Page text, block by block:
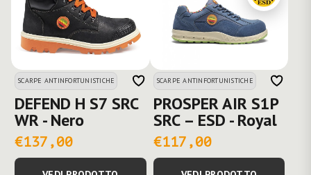
SCARPE ANTINFORTUNISTICHE
DEFEND H S7 SRC
WR - Nero
€137,00
SCARPE ANTINFORTUNISTICHE
PROSPER AIR S1P
SRC – ESD - Royal
€117,00